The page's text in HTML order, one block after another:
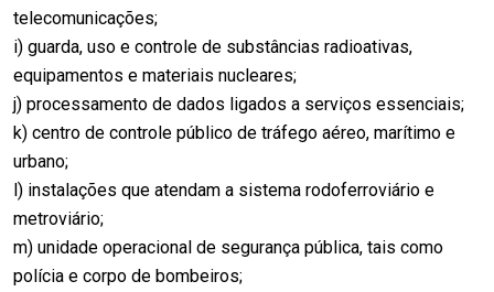
telecomunicações;
i) guarda, uso e controle de substâncias radioativas,
equipamentos e materiais nucleares;
j) processamento de dados ligados a serviços essenciais;
k) centro de controle público de tráfego aéreo, marítimo e
urbano;
l) instalações que atendam a sistema rodoferroviário e
metroviário;
m) unidade operacional de segurança pública, tais como
polícia e corpo de bombeiros;